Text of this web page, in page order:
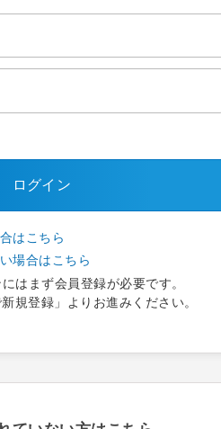
ログイン
はこちら
場合はこちら
はまず会員登録が必要です。
規登録」よりお進みください。